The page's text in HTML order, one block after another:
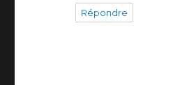
Répondre